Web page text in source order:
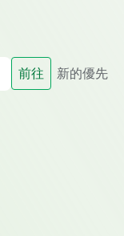
前往 新的優先